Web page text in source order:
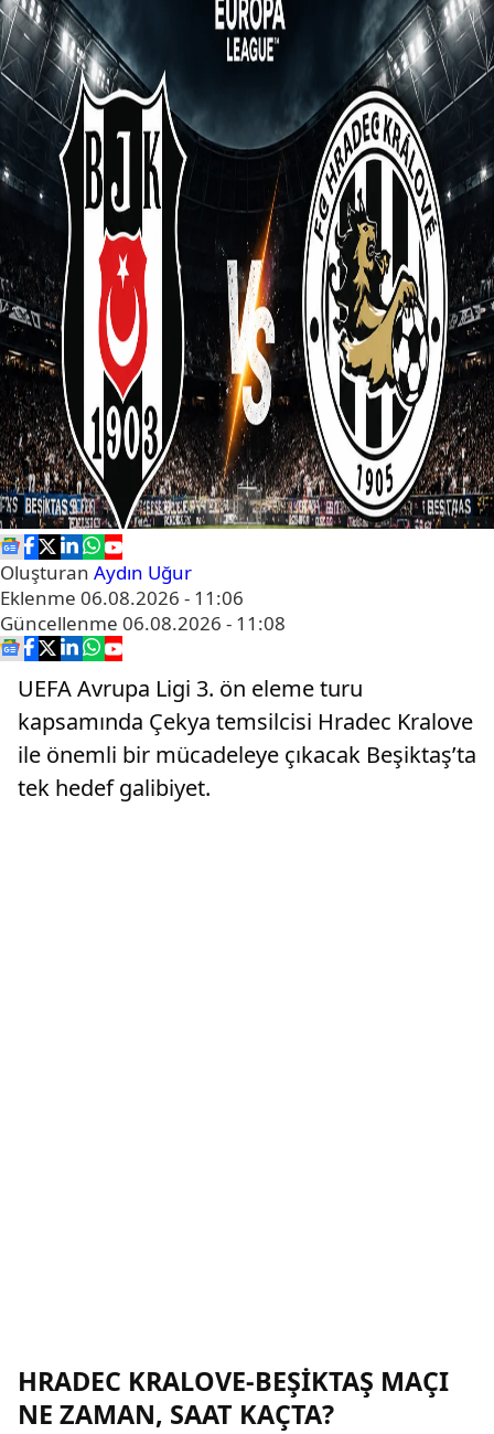
Oluşturan Aydın Uğur
Eklenme 06.08.2026 - 11:06
Güncellenme 06.08.2026 - 11:08
UEFA Avrupa Ligi 3. ön eleme turu
kapsamında Çekya temsilcisi Hradec Kralove
ile önemli bir mücadeleye çıkacak Beşiktaş’ta
tek hedef galibiyet.
HRADEC KRALOVE-BEŞİKTAŞ MAÇI
NE ZAMAN, SAAT KAÇTA?